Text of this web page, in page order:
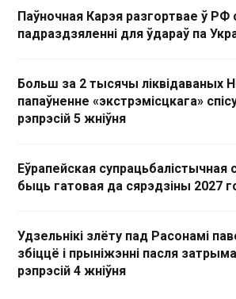
Паўночная Карэя разгортвае ў РФ
падраздзяленні для ўдараў па
Больш за 2 тысячы ліквідаваных
папаўненне «экстрэмісцкага»
рэпрэсій 5 жніўня
Еўрапейская супрацьбалістычная
быць гатовая да сярэдзіны 2027
Удзельнікі злёту пад Расонамі
збіццё і прыніжэнні пасля
рэпрэсій 4 жніўня